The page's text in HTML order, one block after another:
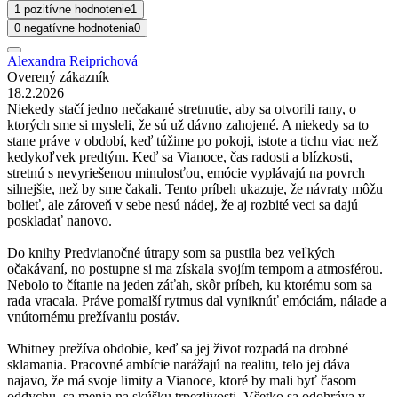
1 pozitívne hodnotenie1
0 negatívne hodnotenia0
Alexandra Reiprichová
Overený zákazník
18.2.2026
Niekedy stačí jedno nečakané stretnutie, aby sa otvorili rany, o
ktorých sme si mysleli, že sú už dávno zahojené. A niekedy sa to
stane práve v období, keď túžime po pokoji, istote a tichu viac než
kedykoľvek predtým. Keď sa Vianoce, čas radosti a blízkosti,
stretnú s nevyriešenou minulosťou, emócie vyplávajú na povrch
silnejšie, než by sme čakali. Tento príbeh ukazuje, že návraty môžu
bolieť, ale zároveň v sebe nesú nádej, že aj rozbité veci sa dajú
poskladať nanovo.
Do knihy Predvianočné útrapy som sa pustila bez veľkých
očakávaní, no postupne si ma získala svojím tempom a atmosférou.
Nebolo to čítanie na jeden záťah, skôr príbeh, ku ktorému som sa
rada vracala. Práve pomalší rytmus dal vyniknúť emóciám, nálade a
vnútornému prežívaniu postáv.
Whitney prežíva obdobie, keď sa jej život rozpadá na drobné
sklamania. Pracovné ambície narážajú na realitu, telo jej dáva
najavo, že má svoje limity a Vianoce, ktoré by mali byť časom